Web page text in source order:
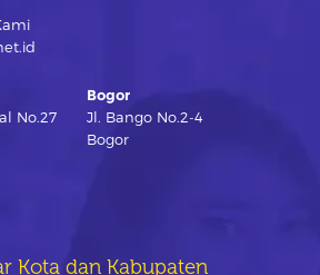
No.27
Bogor
Jl. Bango No.2-4
Bogor
Kota dan Kabupaten